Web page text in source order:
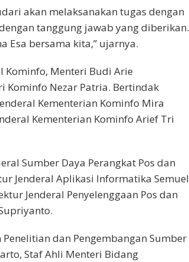
akan melaksanakan tugas dengan
tanggung jawab yang diberikan.
Esa bersama kita,” ujarnya.
Kominfo, Menteri Budi Arie
Nezar Patria. Bertindak
Kementerian Kominfo Mira
Kementerian Kominfo Arief Tri
Sumber Daya Perangkat Pos dan
Jenderal Aplikasi Informatika Semuel
Jenderal Penyelenggaan Pos dan
dan Pengembangan Sumber
Staf Ahli Menteri Bidang